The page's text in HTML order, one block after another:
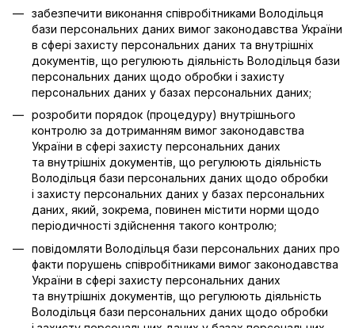
забезпечити виконання співробітниками Володільця
бази персональних даних вимог законодавства України
в сфері захисту персональних даних та внутрішніх
документів, що регулюють діяльність Володільця бази
персональних даних щодо обробки і захисту
персональних даних у базах персональних даних;
розробити порядок (процедуру) внутрішнього
контролю за дотриманням вимог законодавства
України в сфері захисту персональних даних
та внутрішніх документів, що регулюють діяльність
Володільця бази персональних даних щодо обробки
і захисту персональних даних у базах персональних
даних, який, зокрема, повинен містити норми щодо
періодичності здійснення такого контролю;
повідомляти Володільця бази персональних даних про
факти порушень співробітниками вимог законодавства
України в сфері захисту персональних даних
та внутрішніх документів, що регулюють діяльність
Володільця бази персональних даних щодо обробки